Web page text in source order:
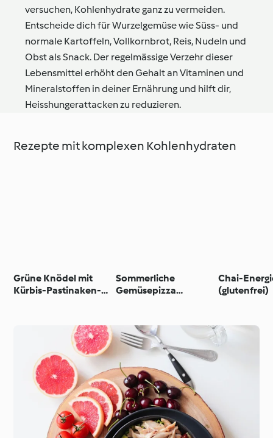
versuchen, Kohlenhydrate ganz zu vermeiden.
Entscheide dich für Wurzelgemüse wie Süss- und
normale Kartoffeln, Vollkornbrot, Reis, Nudeln und
Obst als Snack. Der regelmässige Verzehr dieser
Lebensmittel erhöht den Gehalt an Vitaminen und
Mineralstoffen in deiner Ernährung und hilft dir,
Heisshungerattacken zu reduzieren.
Rezepte mit komplexen Kohlenhydraten
Grüne Knödel mit
Kürbis-Pastinaken-
Sommerliche
Gemüsepizza
Chai-
(glutenfrei)